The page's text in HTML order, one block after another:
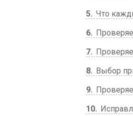
5 Что
6
7
8
Выбор
9
10